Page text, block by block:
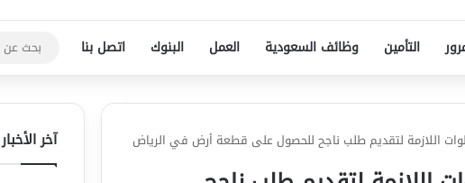
التأمين وظائف السعودية العمل البنوك اتصل بنا
اللازمة لتقديم طلب ناجح للحصول على قطعة أرض في الرياض آخر الأخبار